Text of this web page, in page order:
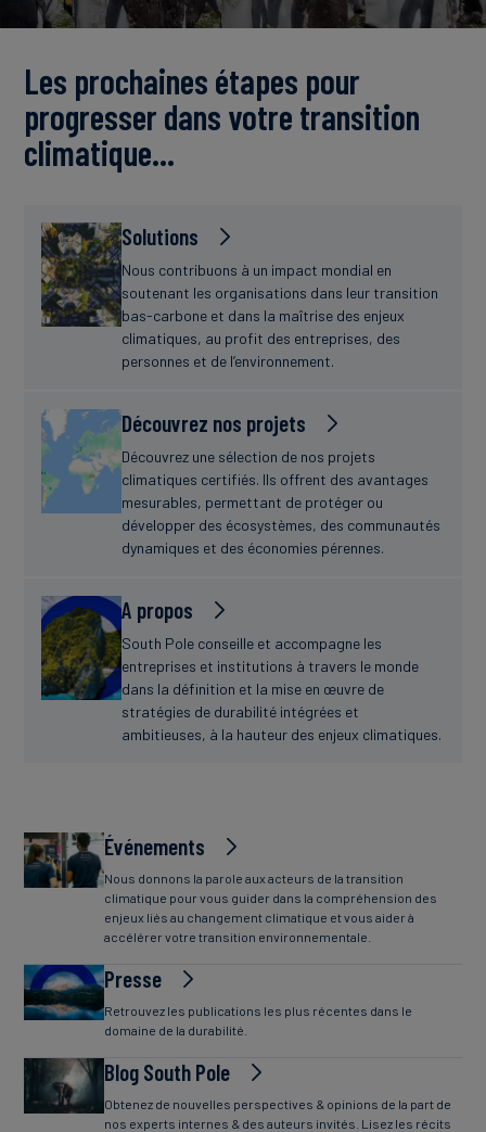
Les prochaines étapes pour
progresser dans votre transition
climatique…
Solutions
Nous contribuons à un impact mondial en
soutenant les organisations dans leur transition
bas-carbone et dans la maîtrise des enjeux
climatiques, au profit des entreprises, des
personnes et de l’environnement.
Découvrez nos projets
Découvrez une sélection de nos projets
climatiques certifiés. Ils offrent des avantages
mesurables, permettant de protéger ou
développer des écosystèmes, des communautés
dynamiques et des économies pérennes.
A propos
South Pole conseille et accompagne les
entreprises et institutions à travers le monde
dans la définition et la mise en œuvre de
stratégies de durabilité intégrées et
ambitieuses, à la hauteur des enjeux climatiques.
Événements
Nous donnons la parole aux acteurs de la transition
climatique pour vous guider dans la compréhension des
enjeux liés au changement climatique et vous aider à
accélérer votre transition environnementale.
Presse
Retrouvez les publications les plus récentes dans le
domaine de la durabilité.
Blog South Pole
Obtenez de nouvelles perspectives & opinions de la part de
nos experts internes & des auteurs invités. Lisez les récits